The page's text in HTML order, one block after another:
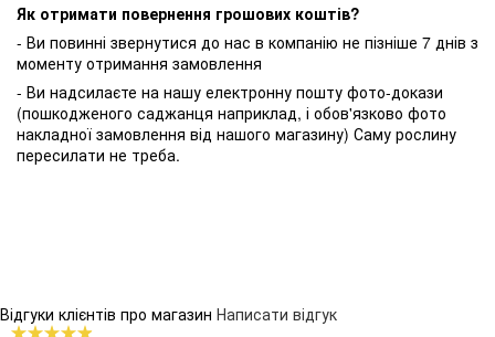
Як отримати повернення грошових коштів?
- Ви повинні звернутися до нас в компанію не пізніше 7 днів з
моменту отримання замовлення
- Ви надсилаєте на нашу електронну пошту фото-докази
(пошкодженого саджанця наприклад, і обов'язково фото
накладної замовлення від нашого магазину) Саму рослину
пересилати не треба.
Відгуки клієнтів про магазин Написати відгук